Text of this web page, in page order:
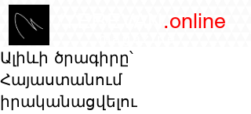
.online
Ալիևի ծրագիրը՝
Հայաստանում
իրականացվելու